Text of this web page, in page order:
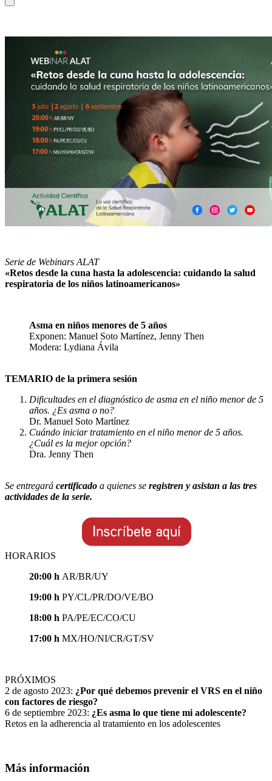
Serie de Webinars ALAT
«Retos desde la cuna hasta la adolescencia: cuidando la salud
respiratoria de los niños latinoamericanos»
Asma en niños menores de 5 años
Exponen: Manuel Soto Martínez, Jenny Then
Modera: Lydiana Ávila
TEMARIO de la primera sesión
Dificultades en el diagnóstico de asma en el niño menor de 5
años. ¿Es asma o no?
Dr. Manuel Soto Martínez
Cuándo iniciar tratamiento en el niño menor de 5 años.
¿Cuál es la mejor opción?
Dra. Jenny Then
Se entregará certificado a quienes se registren y asistan a las tres
actividades de la serie.
HORARIOS
20:00 h AR/BR/UY
19:00 h PY/CL/PR/DO/VE/BO
18:00 h PA/PE/EC/CO/CU
17:00 h MX/HO/NI/CR/GT/SV
PRÓXIMOS
2 de agosto 2023: ¿Por qué debemos prevenir el VRS en el niño
con factores de riesgo?
6 de septiembre 2023: ¿Es asma lo que tiene mi adolescente?
Retos en la adherencia al tratamiento en los adolescentes
Más información